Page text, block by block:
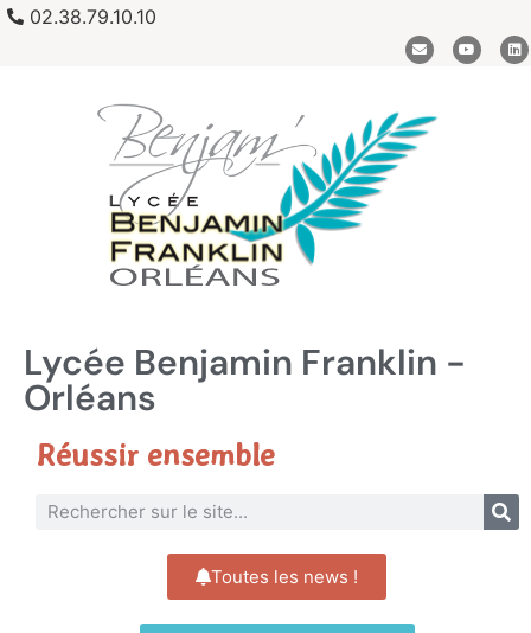
02.38.79.10.10
Lycée Benjamin Franklin -
Orléans
Réussir ensemble
Toutes les news !